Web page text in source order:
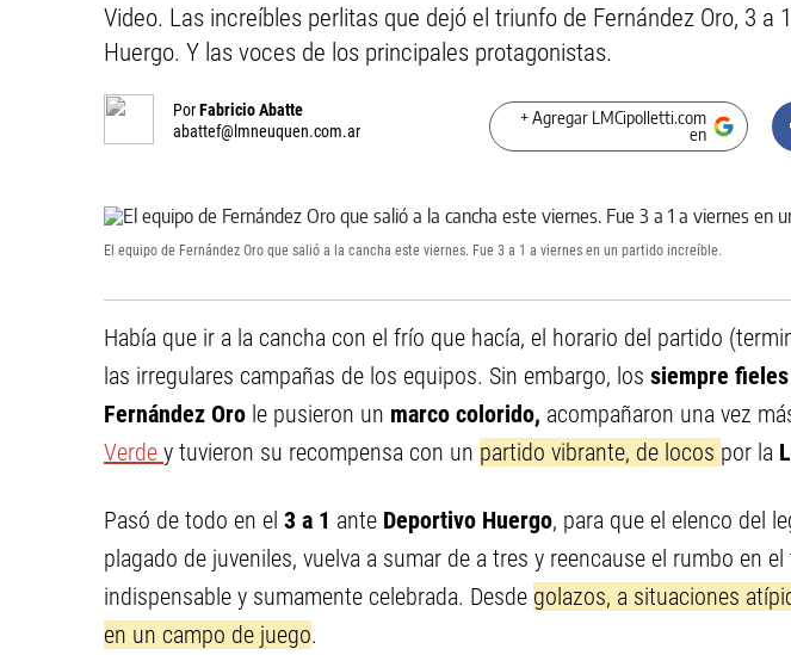
Video. Las increíbles perlitas que dejó el triunfo de Fernández Oro, 3 a
Huergo. Y las voces de los principales protagonistas.
PorFabricio Abatte
abattef@lmneuquen.com.ar
+ Agregar LMCipolletti.com
en
El equipo de Fernández Oro que salió a la cancha este viernes. Fue 3 a 1 a viernes en un partido increíble.
Había que ir a la cancha con el frío que hacía, el horario del partido
las irregulares campañas de los equipos. Sin embargo, los siempre
Fernández Oro le pusieron un marco colorido, acompañaron una vez
Verde y tuvieron su recompensa con un partido vibrante, de locos por la
Pasó de todo en el 3 a 1 ante Deportivo Huergo, para que el elenco del
plagado de juveniles, vuelva a sumar de a tres y reencause el rumbo en
indispensable y sumamente celebrada. Desde golazos, a situaciones
en un campo de juego.